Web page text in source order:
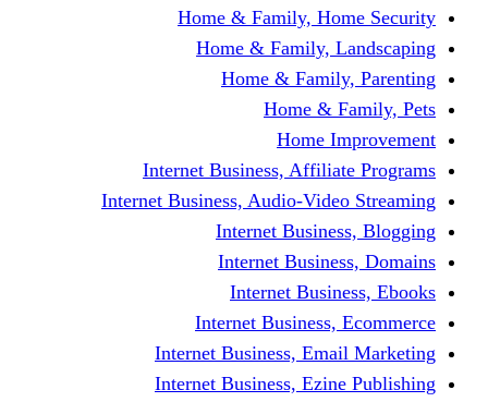
Home & Family,
Home & Family,
Home &
Home &
Home
Internet Business,
Internet Business, Audio-
Internet
Internet
Internet
Internet Business,
Internet Business,
Internet Business,